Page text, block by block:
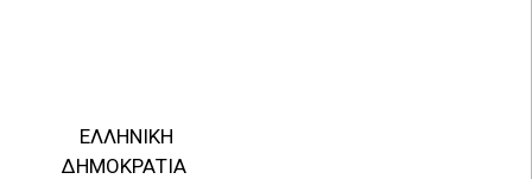
EΛΛΗΝΙΚΗ
ΔΗΜΟΚΡΑΤΙΑ